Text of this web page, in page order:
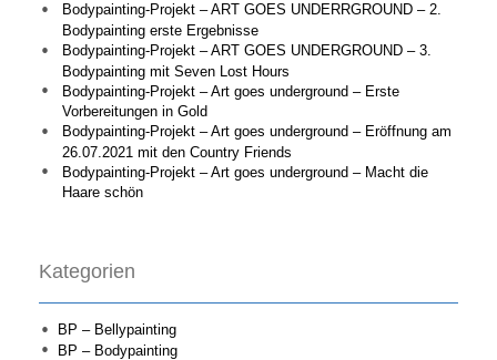
Bodypainting-Projekt – ART GOES UNDERRGROUND – 2.
Bodypainting erste Ergebnisse
Bodypainting-Projekt – ART GOES UNDERGROUND – 3.
Bodypainting mit Seven Lost Hours
Bodypainting-Projekt – Art goes underground – Erste
Vorbereitungen in Gold
Bodypainting-Projekt – Art goes underground – Eröffnung am
26.07.2021 mit den Country Friends
Bodypainting-Projekt – Art goes underground – Macht die
Haare schön
Kategorien
BP – Bellypainting
BP – Bodypainting